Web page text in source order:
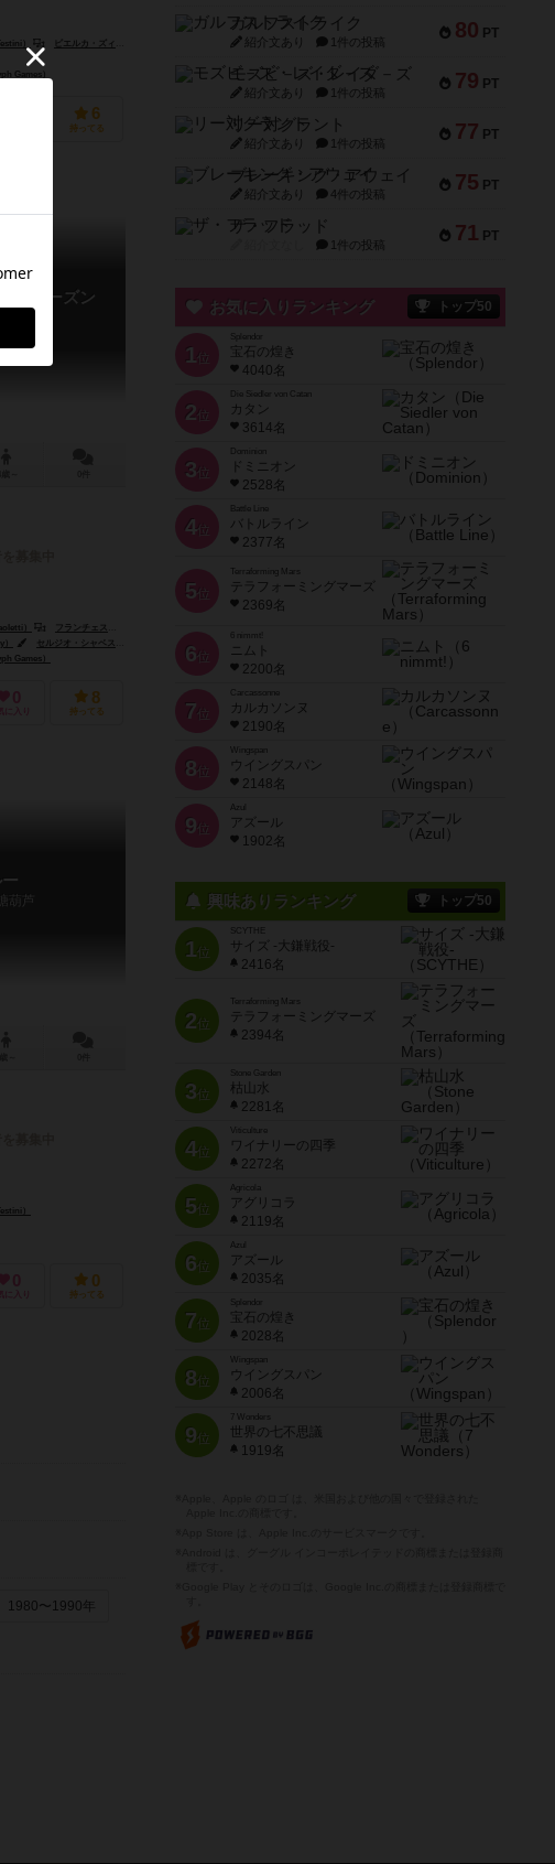
）
ピエルカ・ズィツィ（Pierluca Zizzi）
Games）
6
持ってる
：シーズン
）
フランチェスコ・テストニ（Francesco Testini）
セルジオ・シャベス（Sergio Chaves）
Games）
0
に入り
8
持ってる
葫芦
）
0
に入り
0
持ってる
1980〜1990年
80 PT
ガルフストライク
紹介文あり 1件の投稿
79 PT
モズビ－ズ・レイダ－ズ
紹介文あり 1件の投稿
77 PT
リー対グラント
紹介文あり 1件の投稿
75 PT
ブレーキング・アウェイ
紹介文あり 4件の投稿
71 PT
ザ・フラッド
1件の投稿
お気に入りランキング トップ50
1 位
宝石の煌き
4040名
2 位
Die Siedler von Catan
カタン
3614名
3 位
ドミニオン
2528名
4位
Battle Line
バトルライン
2377名
5 位
Terraforming Mars
テラフォーミングマーズ
2369名
6 位
ニムト
2200名
7 位
Carcassonne
カルカソンヌ
2190名
8 位
Wingspan
ウイングスパン
2148名
9 位
Azul
アズール
1902名
興味ありランキング トップ50
1位
SCYTHE
サイズ -大鎌戦役-
2416名
2位
Terraforming Mars
テラフォーミングマーズ
2394名
3位
Stone Garden
枯山水
2281名
4位
Viticulture
ワイナリーの四季
2272名
5位
Agricola
アグリコラ
2119名
6位
Azul
アズール
2035名
7位
宝石の煌き
2028名
8位
Wingspan
ウイングスパン
2006名
9位
7 Wonders
世界の七不思議
1919名